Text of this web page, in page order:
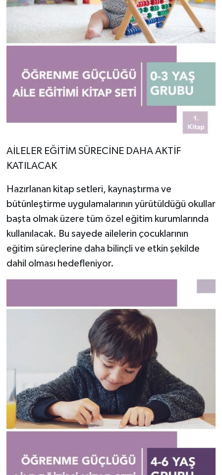
AİLELER EĞİTİM SÜRECİNE DAHA AKTİF
KATILACAK
Hazırlanan kitap setleri, kaynaştırma ve
bütünleştirme uygulamalarının yürütüldüğü okullar
başta olmak üzere tüm özel eğitim kurumlarında
kullanılacak. Bu sayede ailelerin çocuklarının
eğitim süreçlerine daha bilinçli ve etkin şekilde
dahil olması hedefleniyor.